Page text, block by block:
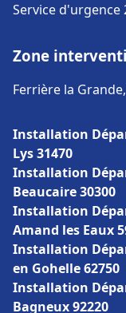
Service d'urgence
Zone
Ferrière la
Installation
Lys 31470
Installation
Beaucaire 30300
Installation
Amand les Eaux
Installation
en Gohelle 62750
Installation
Bagneux 92220